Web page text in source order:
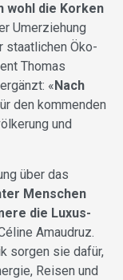
wohl die Korken
Umerziehung
staatlichen Öko-
Thomas
«Nach
den kommenden
und
über das
Menschen
die Luxus-
Amaudruz.
sorgen sie dafür,
Reisen und